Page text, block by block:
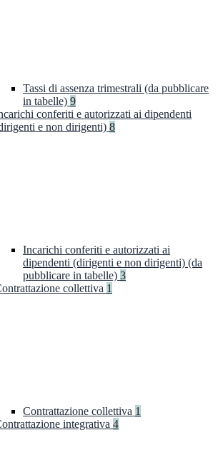
Tassi di assenza trimestrali (da pubblicare
in tabelle) 9
conferiti e autorizzati ai dipendenti
e non dirigenti) 8
Incarichi conferiti e autorizzati ai
dipendenti (dirigenti e non dirigenti) (da
pubblicare in tabelle) 3
collettiva 1
Contrattazione collettiva 1
integrativa 4